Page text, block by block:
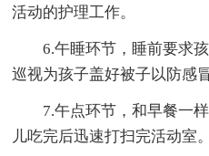
活动的护理工作。
6.午睡环节，睡前要求
巡视为孩子盖好被子以防感冒
7.午点环节，和早餐一
儿吃完后迅速打扫完活动室。